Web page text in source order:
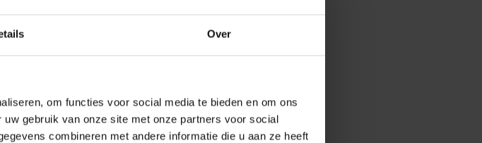
Over
om functies voor social media te bieden en om ons
gebruik van onze site met onze partners voor social
combineren met andere informatie die u aan ze heeft
VVD stelt voor om het plein een
Maarten Bakker: "We denken
de huidige plek van de horeca-kiosk
frisse daghoreca of een restaurant.
vermindert het hittestress en houdt
draagt de herontwikkeling